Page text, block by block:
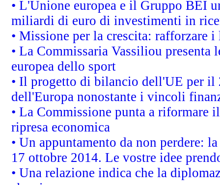
• L'Unione europea e il Gruppo BEI
miliardi di euro di investimenti in
• Missione per la crescita: rafforzare
• La Commissaria Vassiliou
europea dello sport
• Il progetto di bilancio dell'UE per il
dell'Europa nonostante i vincoli
• La Commissione punta a riformare
ripresa economica
• Un appuntamento da non perdere:
17 ottobre 2014. Le vostre idee
• Una relazione indica che la